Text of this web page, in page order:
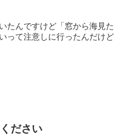
たんですけど「窓から海見
って注意しに行ったんだけ
ださい